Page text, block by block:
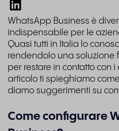
WhatsApp Business è
indispensabile per le
Quasi tutti in Italia lo
rendendolo una soluzione
per restare in contatto con i
articolo ti spieghiamo
diamo suggerimenti su
Come configurare